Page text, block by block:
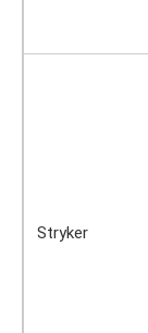
Stryker